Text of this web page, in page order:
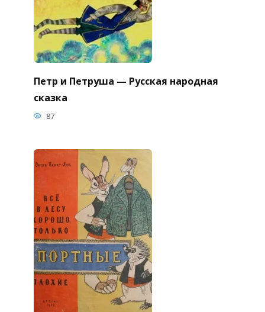
Петр и Петруша — Русская народная
сказка
87